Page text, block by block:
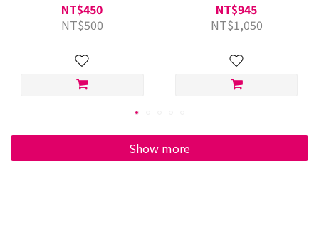
NT$450
NT$500
NT$945
NT$1,050
Show more